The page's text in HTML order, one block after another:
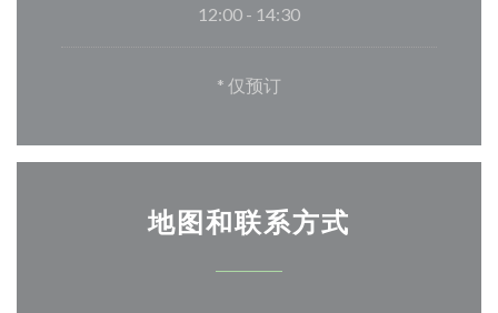
12:00 - 14:30
* 仅预订
地图和联系方式